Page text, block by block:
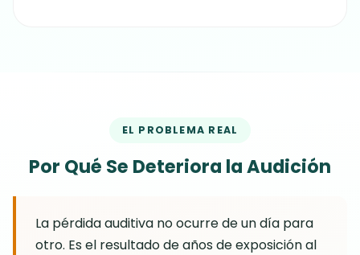
EL PROBLEMA REAL
Por Qué Se Deteriora la Audición
La pérdida auditiva no ocurre de un día para
otro. Es el resultado de años de exposición al